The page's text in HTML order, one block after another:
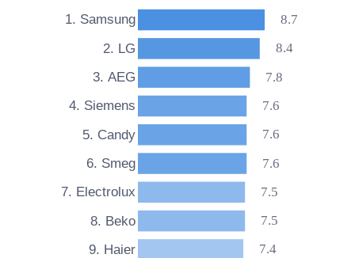
1. Samsung
2. LG
3. AEG
4. Siemens
5. Candy
6. Smeg
7. Electrolux
8. Beko
9. Haier
8.7
8.4
7.8
7.6
7.6
7.6
7.5
7.5
7.4